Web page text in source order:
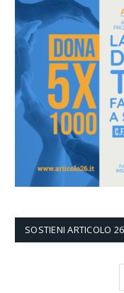
SOSTIENI ARTICOLO